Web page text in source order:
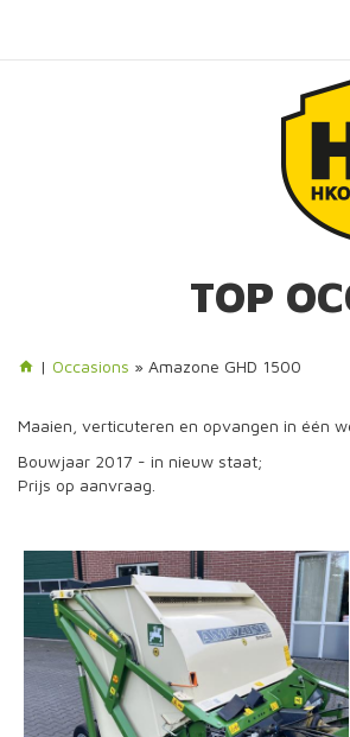
TOP
| Occasions » Amazone GHD 1500
Maaien, verticuteren en opvangen in één
Bouwjaar 2017 - in nieuw staat;
Prijs op aanvraag.